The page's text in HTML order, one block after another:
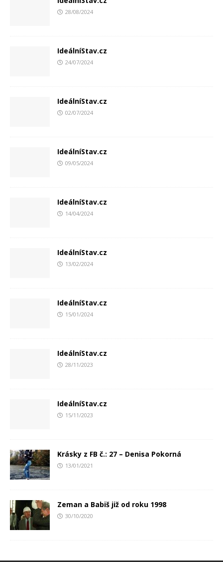
28/08/2024
IdeálníStav.cz
24/07/2024
IdeálníStav.cz
02/07/2024
IdeálníStav.cz
09/05/2024
IdeálníStav.cz
14/04/2024
IdeálníStav.cz
13/02/2024
IdeálníStav.cz
15/01/2024
IdeálníStav.cz
28/11/2023
IdeálníStav.cz
15/11/2023
Krásky z FB č.: 27 – Denisa Pokorná
13/01/2021
Zeman a Babiš již od roku 1998
30/10/2020